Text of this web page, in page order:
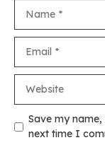
Save my
next time I